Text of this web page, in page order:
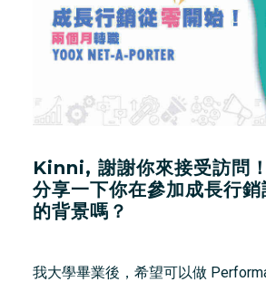
Kinni, 謝謝你來接受訪問
分享一下你在參加成長行
的背景嗎？
我大學畢業後，希望可以做